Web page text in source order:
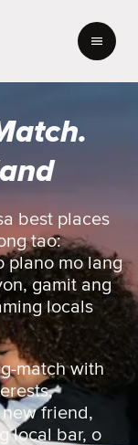
best places
tao:
plano mo lang
gamit ang
locals
match with
friend,
local bar, o